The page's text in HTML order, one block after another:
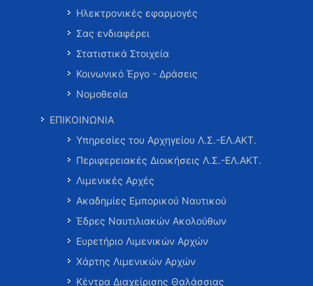
Ηλεκτρονικές εφαρμογές
Σας ενδιαφέρει
Στατιστικά Στοιχεία
Κοινωνικό Έργο - Δράσεις
Νομοθεσία
ΕΠΙΚΟΙΝΩΝΙΑ
Υπηρεσίες του Αρχηγείου Λ.Σ.-ΕΛ.ΑΚΤ.
Περιφερειακές Διοικήσεις Λ.Σ.-ΕΛ.ΑΚΤ.
Λιμενικές Αρχές
Ακαδημίες Εμπορικού Ναυτικού
Έδρες Ναυτιλιακών Ακολούθων
Ευρετήριο Λιμενικών Αρχών
Χάρτης Λιμενικών Αρχών
Κέντρα Διαχείρισης Θαλάσσιας